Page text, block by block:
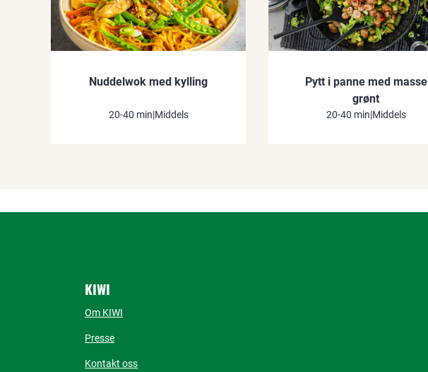
Nuddelwok med kylling
20-40 min|Middels
Pytt i panne med masse
grønt
20-40 min|Middels
KIWI
Om KIWI
Presse
Kontakt oss